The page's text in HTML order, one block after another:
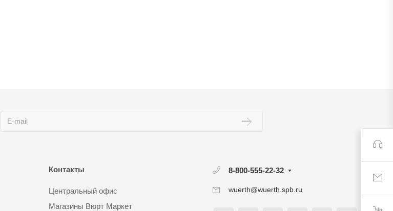
Контакты
Центральный офис
Магазины Вюрт Маркет
8-800-555-22-32
wuerth@wuerth.spb.ru